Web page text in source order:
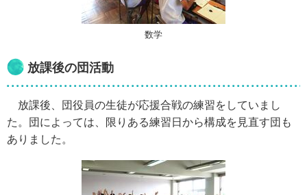
数学
放課後の団活動
放課後、団役員の生徒が応援合戦の練習をしていまし
た。団によっては、限りある練習日から構成を見直す団も
ありました。